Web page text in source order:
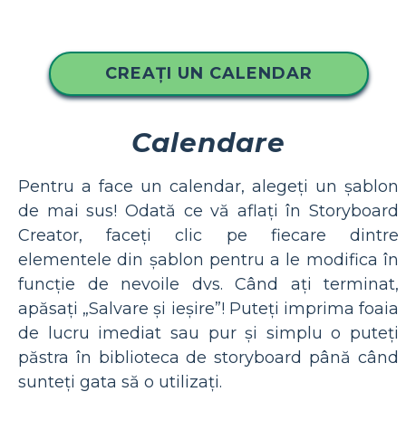
CREAȚI UN CALENDAR
Calendare
Pentru a face un calendar, alegeți un șablon
de mai sus! Odată ce vă aflați în Storyboard
Creator, faceți clic pe fiecare dintre
elementele din șablon pentru a le modifica în
funcție de nevoile dvs. Când ați terminat,
apăsați „Salvare și ieșire”! Puteți imprima foaia
de lucru imediat sau pur și simplu o puteți
păstra în biblioteca de storyboard până când
sunteți gata să o utilizați.